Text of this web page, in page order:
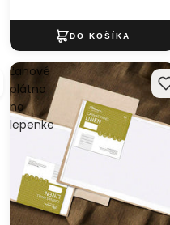
Ľanové
plátno
na
lepenke